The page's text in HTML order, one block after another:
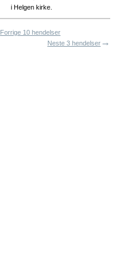
i Helgen kirke.
Forrige 10 hendelser
Neste 3 hendelser →